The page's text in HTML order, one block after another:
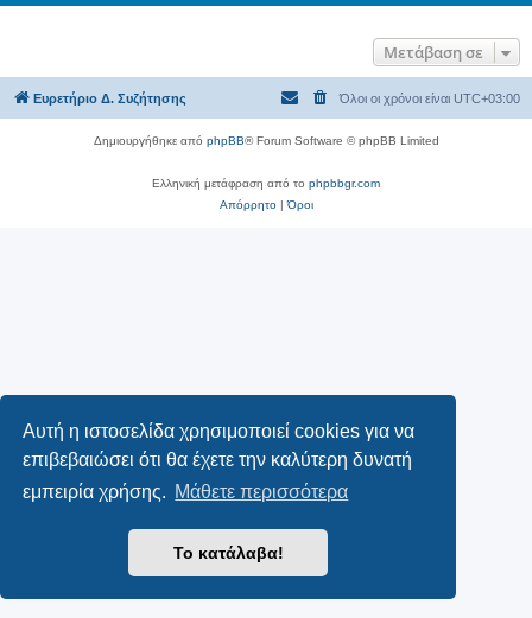
Αυτή η ιστοσελίδα χρησιμοποιεί cookies για να
επιβεβαιώσει ότι θα έχετε την καλύτερη δυνατή
εμπειρία χρήσης. Μάθετε περισσότερα
Το κατάλαβα!
Μετάβαση σε
Ευρετήριο Δ. Συζήτησης Όλοι οι χρόνοι είναι UTC+03:00
Δημιουργήθηκε από phpBB® Forum Software © phpBB Limited
Ελληνική μετάφραση από το phpbbgr.com
Απόρρητο|Όροι